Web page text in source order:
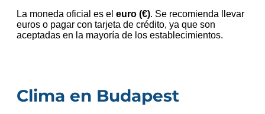
La moneda oficial es el euro (€). Se recomienda llevar
euros o pagar con tarjeta de crédito, ya que son
aceptadas en la mayoría de los establecimientos.
Clima en Budapest